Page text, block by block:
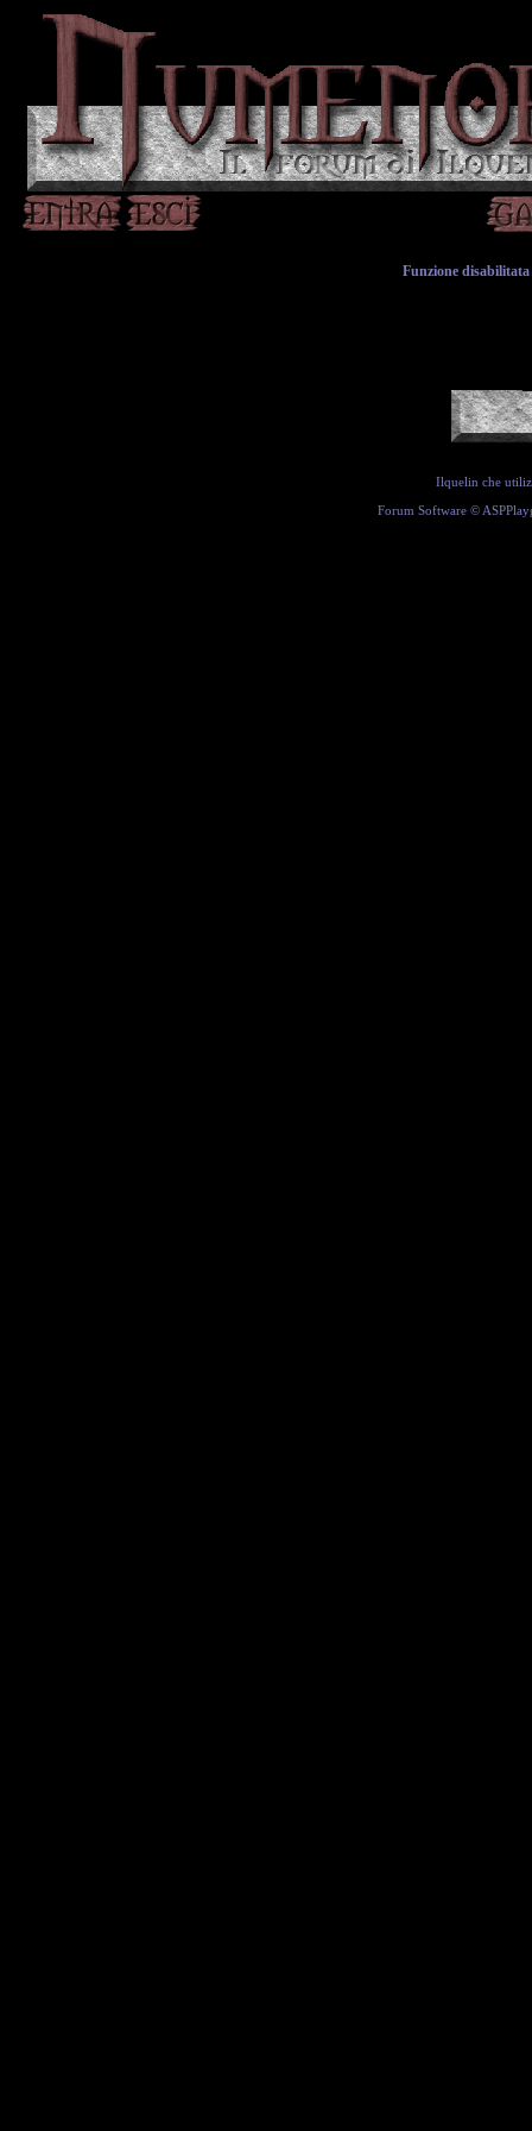
Funzione disabilitata
Ilquelin che
Forum Software ©